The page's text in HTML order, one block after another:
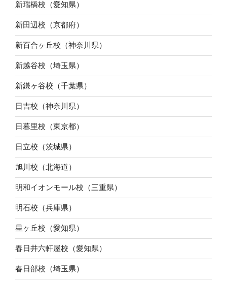
新瑞橋校（愛知県）
新田辺校（京都府）
新百合ヶ丘校（神奈川県）
新越谷校（埼玉県）
新鎌ヶ谷校（千葉県）
日吉校（神奈川県）
日暮里校（東京都）
日立校（茨城県）
旭川校（北海道）
明和イオンモール校（三重県）
明石校（兵庫県）
星ヶ丘校（愛知県）
春日井六軒屋校（愛知県）
春日部校（埼玉県）